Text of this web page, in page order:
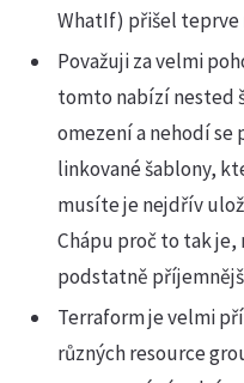
WhatIf) přišel teprve
Považuji za velmi
tomto nabízí nested
omezení a nehodí se
linkované šablony,
musíte je nejdřív
Chápu proč to tak
podstatně
Terraform je velmi
různých resource